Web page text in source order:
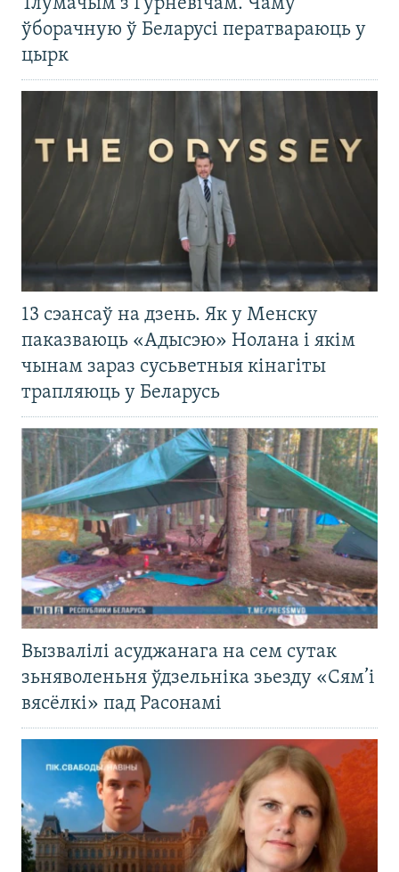
Тлумачым з Гурневічам. Чаму
ўборачную ў Беларусі ператвараюць у
цырк
13 сэансаў на дзень. Як у Менску
паказваюць «Адысэю» Нолана і якім
чынам зараз сусьветныя кінагіты
трапляюць у Беларусь
Вызвалілі асуджанага на сем сутак
зьняволеньня ўдзельніка зьезду «Сям’і
вясёлкі» пад Расонамі